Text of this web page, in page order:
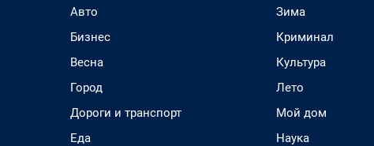
Авто
Бизнес
Весна
Город
Дороги и транспорт
Еда
Зима
Криминал
Культура
Лето
Мой дом
Наука